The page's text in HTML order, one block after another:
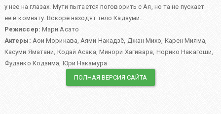
у нее на глазах. Мути пытается поговорить с Ая, но та не пускает
ее в комнату. Вскоре находят тело Кадзуми…
Режиссер: Мари Асато
Актеры: Аои Морикава,Аями Накадзё, Джан Михо, Карен Мияма,
Касуми Яматани, Кодай Асака, Минори Хагивара, Норико Накагоши,
Фудзико Кодзима, Юри Накамура
ПОЛНАЯ ВЕРСИЯ САЙТА